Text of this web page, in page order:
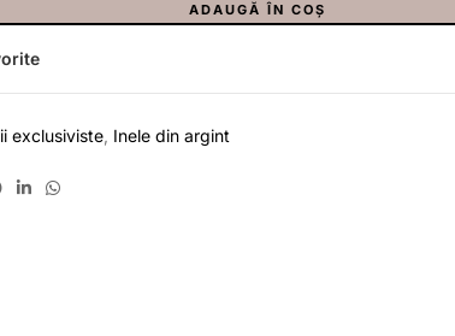
ADAUGĂ ÎN COȘ
exclusiviste Inele din argint